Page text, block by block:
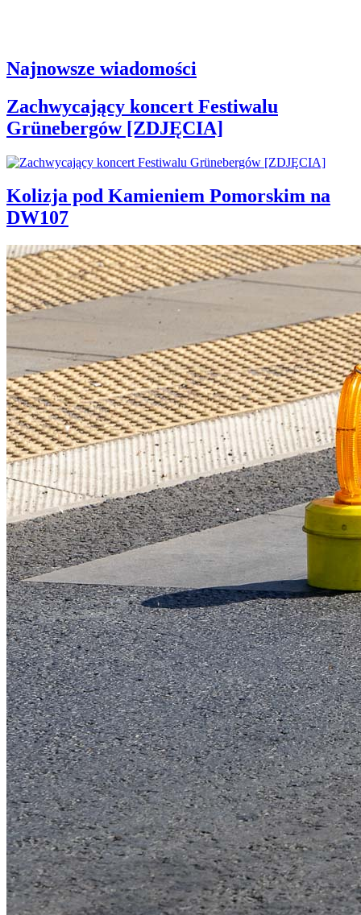
Najnowsze wiadomości
Zachwycający koncert Festiwalu
Grünebergów [ZDJĘCIA]
Kolizja pod Kamieniem Pomorskim na
DW107